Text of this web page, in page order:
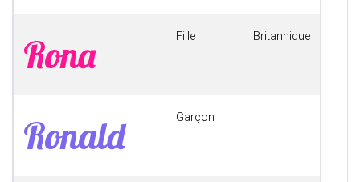
Rona Fille Britannique
Ronald Garçon